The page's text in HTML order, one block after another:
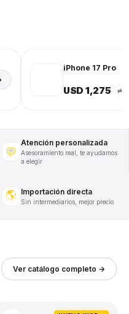
iPhone 17 Pro
USD 1,275 ⇄
💬
Atención personalizada
Asesoramiento real, te ayudamos
a elegir
🌎 Importación directa
Sin intermediarios, mejor precio
Ver catálogo completo →